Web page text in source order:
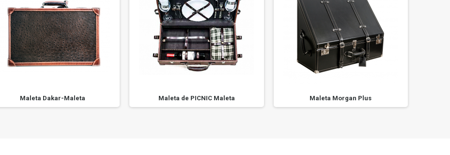
Maleta Dakar-Maleta Maleta de PICNIC Maleta Maleta Morgan Plus